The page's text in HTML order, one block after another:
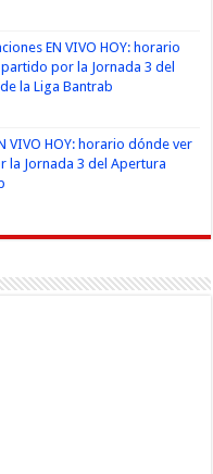
EN VIVO HOY: horario
por la Jornada 3 del
la Liga Bantrab
VIVO HOY: horario dónde ver
la Jornada 3 del Apertura